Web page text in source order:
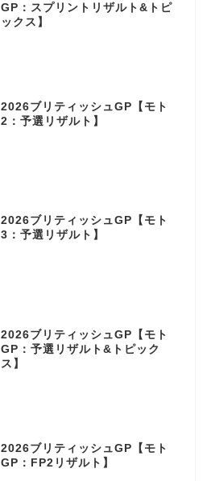
GP：スプリントリザルト&トピ
ックス】
2026ブリティッシュGP【モト
2：予選リザルト】
2026ブリティッシュGP【モト
3：予選リザルト】
2026ブリティッシュGP【モト
GP：予選リザルト&トピック
ス】
2026ブリティッシュGP【モト
GP：FP2リザルト】